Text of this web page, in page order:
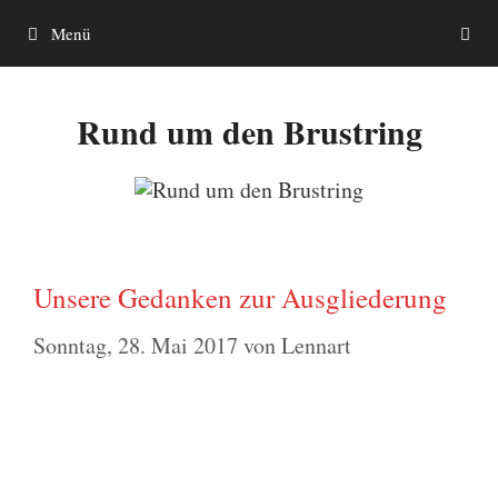
Inhalt
springen
Menü
Rund um den Brustring
Unsere Gedanken zur Ausgliederung
Sonntag, 28. Mai 2017 vonLennart